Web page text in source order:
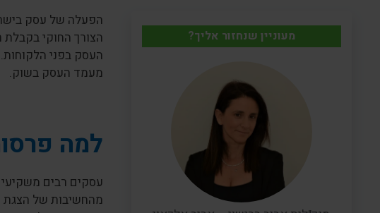
הפעלה של עסק
הצורך החוקי
העסק בפני
מעמד העסק בשוק.
למה
עסקים רבים
מהחשיבות של הצגת
מעוניין שנחזור אליך?